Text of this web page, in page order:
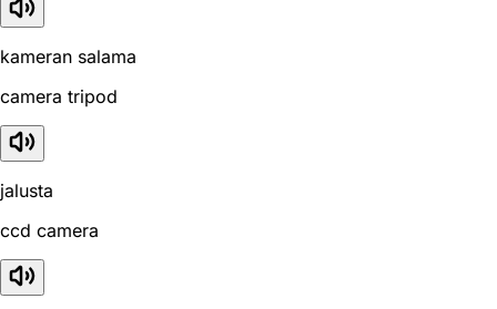
kameran salama
camera tripod
jalusta
ccd camera